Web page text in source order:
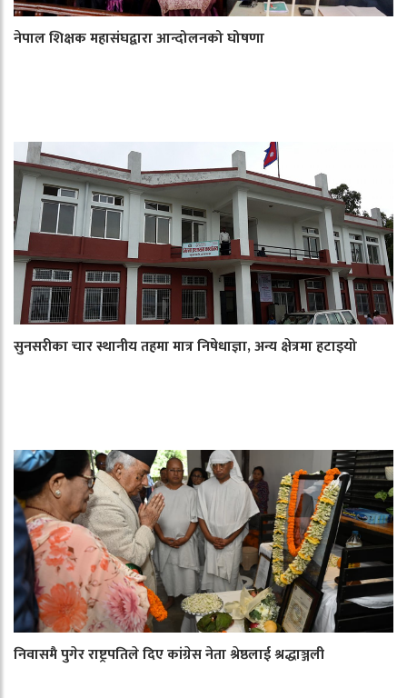
नेपाल शिक्षक महासंघद्वारा आन्दोलनको घोषणा
सुनसरीका चार स्थानीय तहमा मात्र निषेधाज्ञा, अन्य क्षेत्रमा हटाइयो
निवासमै पुगेर राष्ट्रपतिले दिए कांग्रेस नेता श्रेष्ठलाई श्रद्धाञ्जली